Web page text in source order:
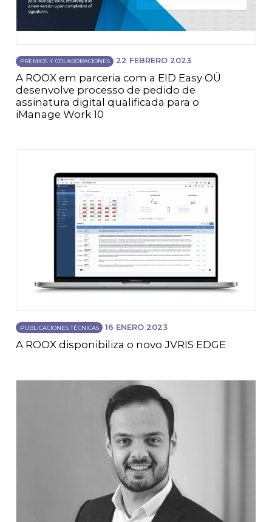
PREMIOS Y COLABORACIONES 22 FEBRERO 2023
A ROOX em parceria com a EID Easy OÜ
desenvolve processo de pedido de
assinatura digital qualificada para o
iManage Work 10
PUBLICACIONES TÉCNICAS 16 ENERO 2023
A ROOX disponibiliza o novo JVRIS EDGE